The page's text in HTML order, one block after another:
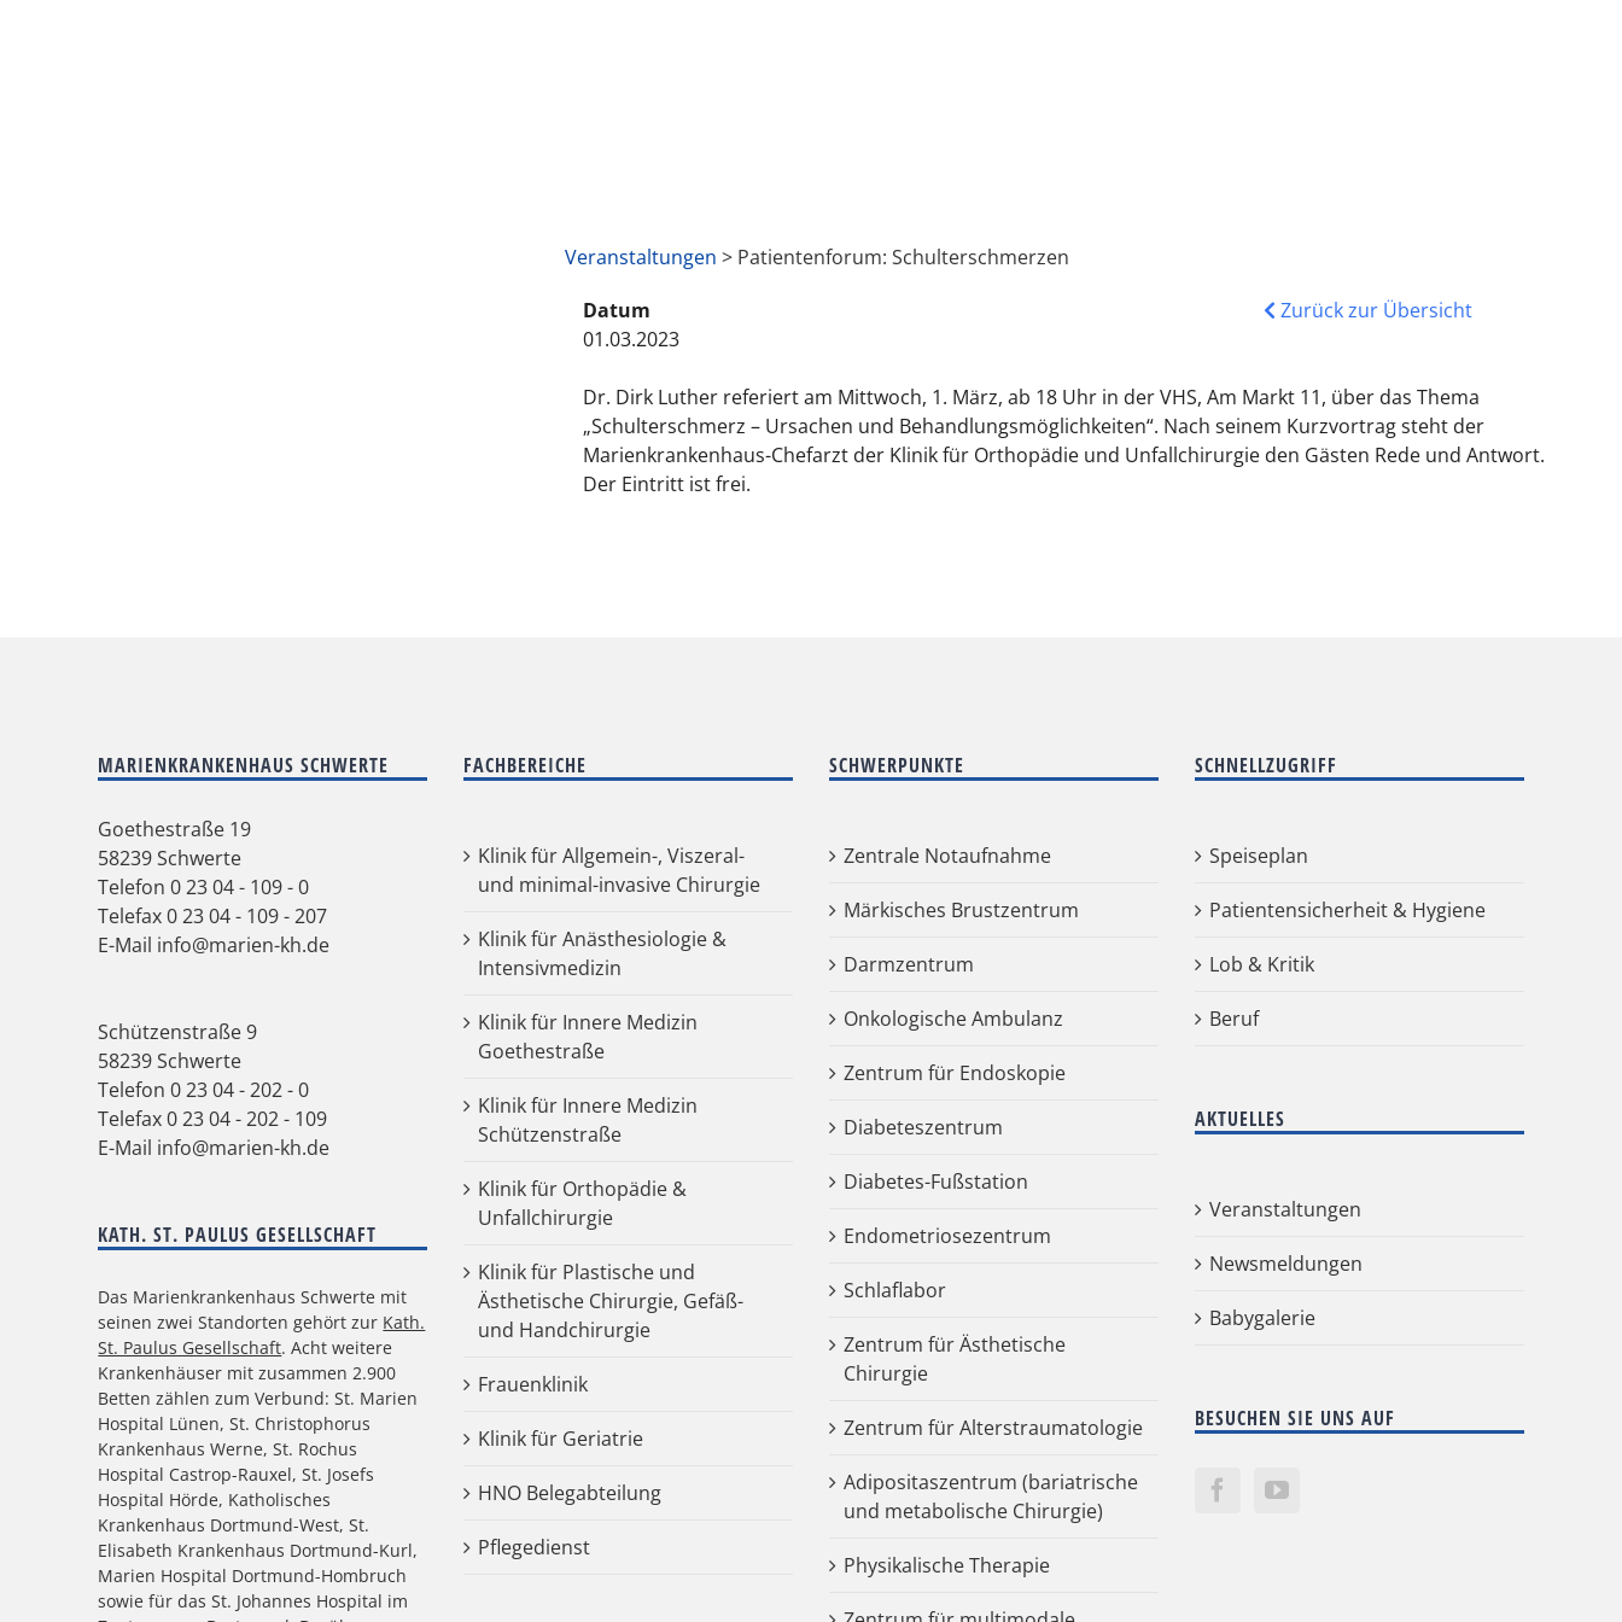
Veranstaltungen > Patientenforum: Schulterschmerzen
Datum
01.03.2023
Zurück zur Übersicht
Dr. Dirk Luther referiert am Mittwoch, 1. März, ab 18 Uhr in der VHS, Am Markt 11, über das Thema
„Schulterschmerz – Ursachen und Behandlungsmöglichkeiten“. Nach seinem Kurzvortrag steht der
Marienkrankenhaus-Chefarzt der Klinik für Orthopädie und Unfallchirurgie den Gästen Rede und Antwort.
Der Eintritt ist frei.
MARIENKRANKENHAUS SCHWERTE
Goethestraße 19
58239 Schwerte
Telefon0 23 04 - 109 - 0
Telefax 0 23 04 - 109 - 207
E-Mail info@marien-kh.de
Schützenstraße 9
58239 Schwerte
Telefon0 23 04 - 202 - 0
Telefax 0 23 04 - 202 - 109
E-Mail info@marien-kh.de
KATH. ST. PAULUS GESELLSCHAFT
Das Marienkrankenhaus Schwerte mit
seinen zwei Standorten gehört zur Kath.
St. Paulus Gesellschaft. Acht weitere
Krankenhäuser mit zusammen 2.900
Betten zählen zum Verbund: St. Marien
Hospital Lünen, St. Christophorus
Krankenhaus Werne, St. Rochus
Hospital Castrop-Rauxel, St. Josefs
Hospital Hörde, Katholisches
Krankenhaus Dortmund-West, St.
Elisabeth Krankenhaus Dortmund-Kurl,
Marien Hospital Dortmund-Hombruch
sowie für das St. Johannes Hospital im
FACHBEREICHE
Klinik für Allgemein-, Viszeral-
und minimal-invasive Chirurgie
Klinik für Anästhesiologie &
Intensivmedizin
Klinik für Innere Medizin
Goethestraße
Klinik für Innere Medizin
Schützenstraße
Klinik für Orthopädie &
Unfallchirurgie
Klinik für Plastische und
Ästhetische Chirurgie, Gefäß-
und Handchirurgie
Frauenklinik
Klinik für Geriatrie
HNO Belegabteilung
Pflegedienst
SCHWERPUNKTE
Zentrale Notaufnahme
Märkisches Brustzentrum
Darmzentrum
Onkologische Ambulanz
Zentrum für Endoskopie
Diabeteszentrum
Diabetes-Fußstation
Endometriosezentrum
Schlaflabor
Zentrum für Ästhetische
Chirurgie
Zentrum für Alterstraumatologie
Adipositaszentrum (bariatrische
und metabolische Chirurgie)
Physikalische Therapie
SCHNELLZUGRIFF
Speiseplan
Patientensicherheit & Hygiene
Lob & Kritik
Beruf
AKTUELLES
Veranstaltungen
Newsmeldungen
Babygalerie
BESUCHEN SIE UNS AUF